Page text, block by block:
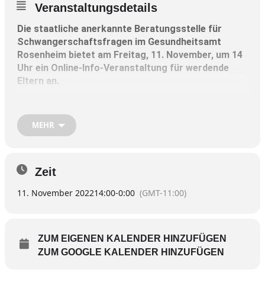
Veranstaltungsdetails
Die staatliche anerkannte Beratungsstelle für
Schwangerschaftsfragen im Gesundheitsamt
Rosenheim bietet am Freitag, 11. November, um 14
Uhr ein Online-Info-Veranstaltung für werdende
Eltern an.
finanzielle und soziale Hilfen sowie gesetzliche
Ansprüche in Zusammenhang mit der Geburt eines
Schwerpunkte werden Elterngeld und Elternzeit sein
sowie die Unterstützungsmöglichkeiten der
Anmeldungen sind bis Montag, 7. November,
MEHR
Zeit
11. November 202214:00-0:00 (GMT-11:00)
ZUM EIGENEN KALENDER HINZUFÜGEN
ZUM GOOGLE KALENDER HINZUFÜGEN